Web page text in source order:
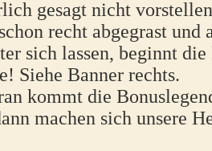
gesagt nicht
recht abgegrast und
sich lassen, beginnt die
Siehe Banner rechts.
kommt die
machen sich unsere